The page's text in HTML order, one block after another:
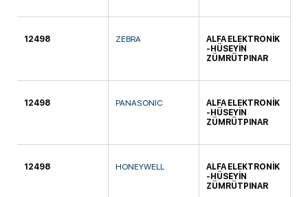
12498 ZEBRA
ALFA ELEKTRONİK
-HÜSEYİN
ZÜMRÜTPINAR
12498 PANASONIC
ALFA ELEKTRONİK
-HÜSEYİN
ZÜMRÜTPINAR
12498 HONEYWELL
ALFA ELEKTRONİK
-HÜSEYİN
ZÜMRÜTPINAR